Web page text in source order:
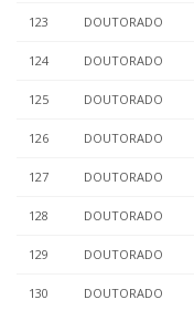
123 DOUTORADO
124 DOUTORADO
125 DOUTORADO
126 DOUTORADO
127 DOUTORADO
128 DOUTORADO
129 DOUTORADO
130 DOUTORADO